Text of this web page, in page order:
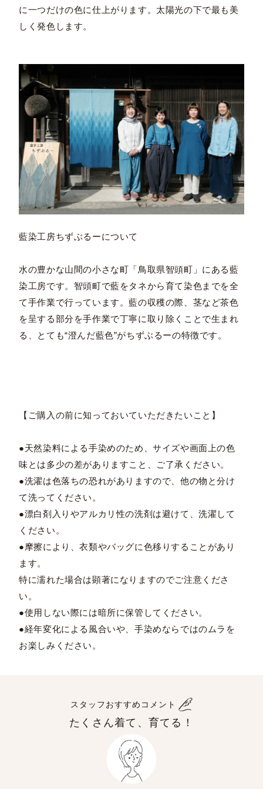
に一つだけの色に仕上がります。太陽光の下で最も美
しく発色します。
藍染工房ちずぶるーについて
水の豊かな山間の小さな町「鳥取県智頭町」にある藍
染工房です。智頭町で藍をタネから育て染色までを全
て手作業で行っています。藍の収穫の際、茎など茶色
を呈する部分を手作業で丁寧に取り除くことで生まれ
る、とても“澄んだ藍色”がちずぶるーの特徴です。
【ご購入の前に知っておいていただきたいこと】
●天然染料による手染めのため、サイズや画面上の色
味とは多少の差がありますこと、ご了承ください。
●洗濯は色落ちの恐れがありますので、他の物と分け
て洗ってください。
●漂白剤入りやアルカリ性の洗剤は避けて、洗濯して
ください。
●摩擦により、衣類やバッグに色移りすることがあり
ます。
特に濡れた場合は顕著になりますのでご注意くださ
い。
●使用しない際には暗所に保管してください。
●経年変化による風合いや、手染めならではのムラを
お楽しみください。
スタッフおすすめコメント
たくさん着て、育てる！